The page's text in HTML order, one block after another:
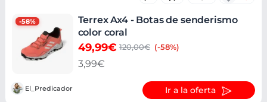
-58%
Terrex Ax4 - Botas de senderismo
color coral
49,99€ 120,00€ (-58%)
3,99€
El_Predicador Ir a la oferta